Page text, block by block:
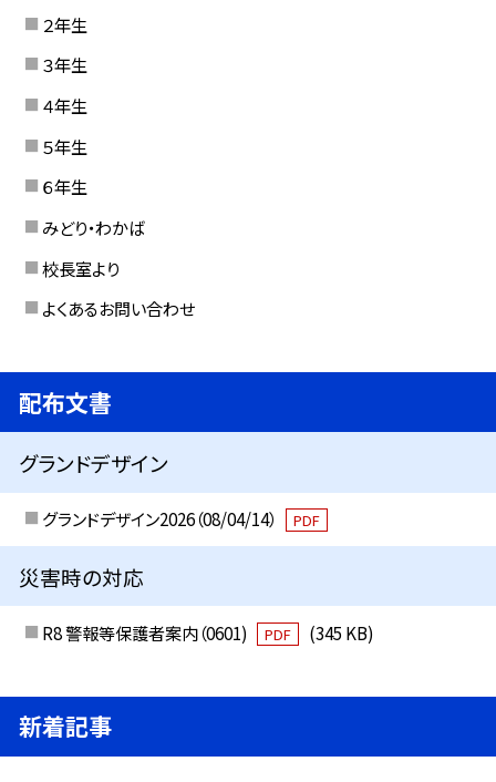
２年生
３年生
４年生
５年生
６年生
みどり・わかば
校長室より
よくあるお問い合わせ
配布文書
グランドデザイン
グランドデザイン2026（08/04/14） PDF
災害時の対応
R8 警報等保護者案内（0601) PDF (345 KB)
新着記事